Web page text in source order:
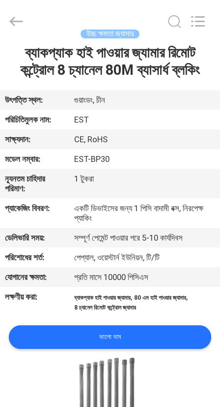
ভিডিও
আমাদের
সম্পর্কে
ভ্রমণ
মান
নিয়ন্ত্রণ
যোগাযোগ
খবর
ELECTRONICS(HK)
CO.,LTD.
উচ্চ ক্ষমতা জ্যামার
ব্যাকপ্যাক হাই পাওয়ার জ্যামার রিমোট
কন্ট্রোল 8 চ্যানেল 80M ব্যাসার্ধ ব্লকিং
উৎপত্তি স্থল:
গুয়াংডং, চীন
পরিচিতিমুলক নাম:
EST
সাক্ষ্যদান:
CE, RoHS
মডেল নম্বার:
EST-BP30
ন্যূনতম চাহিদার
পরিমাণ:
1 টুকরা
প্যাকেজিং বিবরণ:
একটি ডিভাইসের জন্য 1 পিসি বাদামী বক্স, নিরপেক্ষ
প্যাকিং
ডেলিভারি সময়:
সম্পূর্ণ পেমেন্ট পাওয়ার পরে 5-10 কার্যদিবস
পরিশোধের শর্ত:
পেপ্যাল, ওয়েস্টার্ন ইউনিয়ন, টি/টি
যোগানের ক্ষমতা:
প্রতি মাসে 10000 পিসিএস
লক্ষণীয় করা:
ব্যাকপ্যাক হাই পাওয়ার জ্যামার, 80 এম হাই পাওয়ার জ্যামার,
8 চ্যানেল রিমোট কন্ট্রোল জ্যামার
ভালো দাম